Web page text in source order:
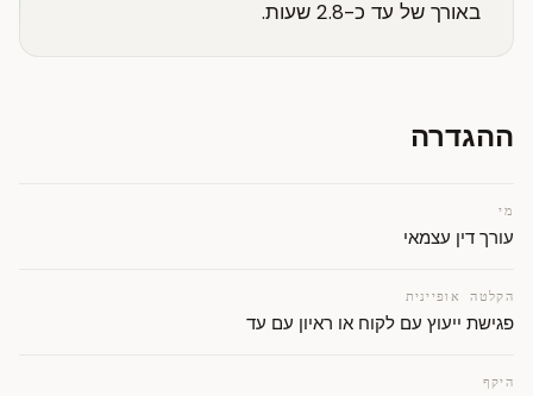
באורך של עד כ-2.8 שעות.
ההגדרה
מי
עורך דין עצמאי
הקלטה אופיינית
פגישת ייעוץ עם לקוח או ראיון עם עד
היקף